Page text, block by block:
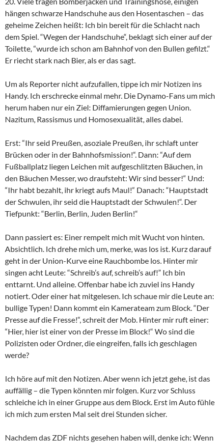
hängen schwarze Handschuhe aus den Hosentaschen – das
geheime Zeichen heißt: Ich bin bereit für die Schlacht nach
dem Spiel. “Wegen der Handschuhe“, beklagt sich einer auf der
Toilette, “wurde ich schon am Bahnhof von den Bullen gefilzt.“
Er riecht stark nach Bier, als er das sagt.
Um als Reporter nicht aufzufallen, tippe ich mir Notizen ins
Handy. Ich erschrecke einmal mehr. Die Dynamo-Fans um mich
herum haben nur ein Ziel: Diffamierungen gegen Union.
Nazitum, Rassismus und Homosexualität, alles dabei.
Erst: “Ihr seid Preußen, asoziale Preußen, ihr schlaft unter
Brücken oder in der Bahnhofsmission!“. Dann: “Auf dem
Fußballplatz liegen Leichen mit aufgeschlitzten Bäuchen, in
den Bäuchen Messer, wo draufsteht: Wir sind besser!“ Und:
“Ihr habt bezahlt, ihr kriegt aufs Maul!“ Danach: “Hauptstadt
der Schwulen, ihr seid die Hauptstadt der Schwulen!“. Der
Tiefpunkt: “Berlin, Berlin, Juden Berlin!“
Dann passiert es: Einer rempelt mich mit Wucht von hinten.
Absichtlich. Ich drehe mich um, merke, was los ist. Kurz darauf
geht in der Union-Kurve eine Rauchbombe los. Hinter mir
singen acht Leute: “Schreib’s auf, schreib’s auf!” Ich bin
enttarnt. Und alleine. Offenbar habe ich zuviel ins Handy
notiert. Oder einer hat mitgelesen. Ich schaue mir die Leute an:
bullige Typen! Dann kommt ein Kamerateam zum Block. “Der
Presse auf die Fresse!“, schreit der Mob. Hinter mir ruft einer:
“Hier, hier ist einer von der Presse im Block!“ Wo sind die
Polizisten oder Ordner, die eingreifen, falls ich geschlagen
werde?
Ich höre auf mit den Notizen. Aber wenn ich jetzt gehe, ist das
auffällig – die Typen könnten mir folgen. Kurz vor Schluss
schleiche ich in einer Gruppe aus dem Block. Erst im Auto fühle
ich mich zum ersten Mal seit drei Stunden sicher.
Nachdem das ZDF nichts gesehen haben will, denke ich: Wenn